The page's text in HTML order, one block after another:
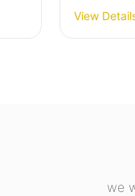
المصانع
الرياضية
View
we